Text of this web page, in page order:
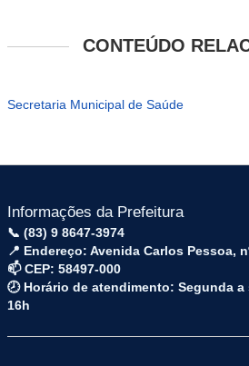
CONTEÚDO
Secretaria Municipal de Saúde
Informações da Prefeitura
📞 (83) 9 8647-3974
📍 Endereço: Avenida Carlos Pessoa,
📫 CEP: 58497-000
🕗 Horário de atendimento: Segunda
16h